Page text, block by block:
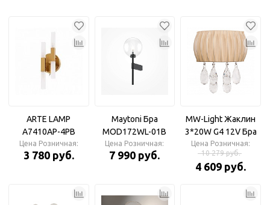
ARTE LAMP
A7410AP-4PB
Ramona Бра
Цена Розничная:
3 780 руб.
Maytoni Бра
MOD172WL-01B
Mood
Цена Розничная:
7 990 руб.
MW-Light Жаклин
3*20W G4 12V Бра
Цена Розничная:
10 279 руб.
4 609 руб.